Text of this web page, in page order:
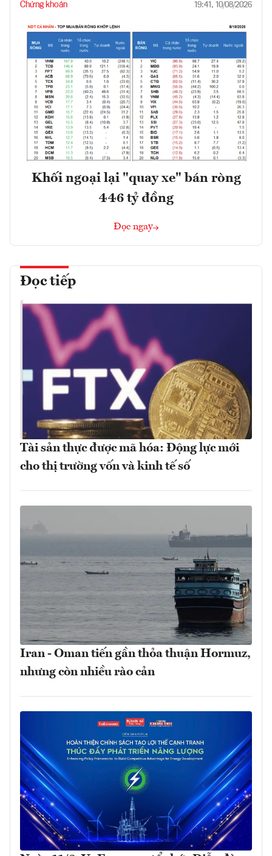
Chứng khoán 19:41, 10/08/2026
Khối ngoại lại "quay xe" bán ròng
446 tỷ đồng
Đọc ngay
Đọc tiếp
Tài sản thực được mã hóa: Động lực mới
cho thị trường vốn và kinh tế số
Iran - Oman tiến gần thỏa thuận Hormuz,
nhưng còn nhiều rào cản